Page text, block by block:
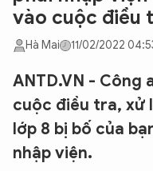
vào cuộc điều
Hà Mai 11/02/2022
ANTD.VN - Công
cuộc điều tra, xử
lớp 8 bị bố của
nhập viện.